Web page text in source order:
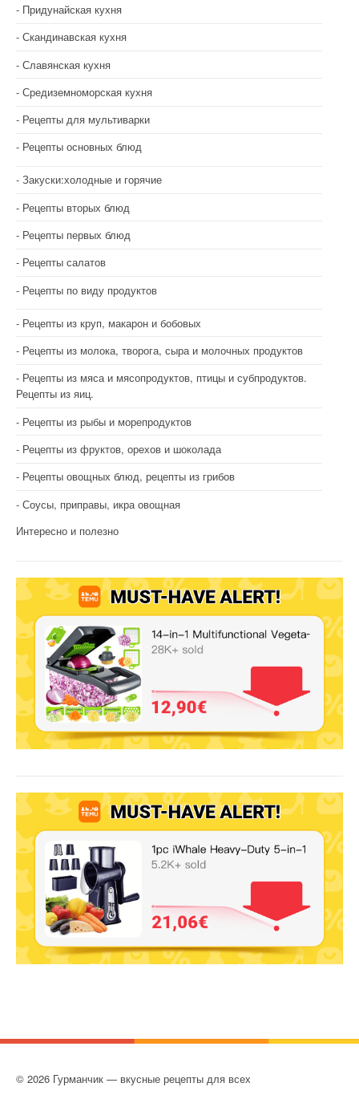
Придунайская кухня
Скандинавская кухня
Славянская кухня
Средиземноморская кухня
Рецепты для мультиварки
Рецепты основных блюд
Закуски:холодные и горячие
Рецепты вторых блюд
Рецепты первых блюд
Рецепты салатов
Рецепты по виду продуктов
Рецепты из круп, макарон и бобовых
Рецепты из молока, творога, сыра и молочных продуктов
Рецепты из мяса и мясопродуктов, птицы и субпродуктов.
Рецепты из яиц.
Рецепты из рыбы и морепродуктов
Рецепты из фруктов, орехов и шоколада
Рецепты овощных блюд, рецепты из грибов
Соусы, приправы, икра овощная
Интересно и полезно
© 2026 Гурманчик — вкусные рецепты для всех